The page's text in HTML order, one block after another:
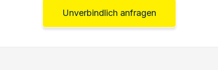
Unverbindlich anfragen